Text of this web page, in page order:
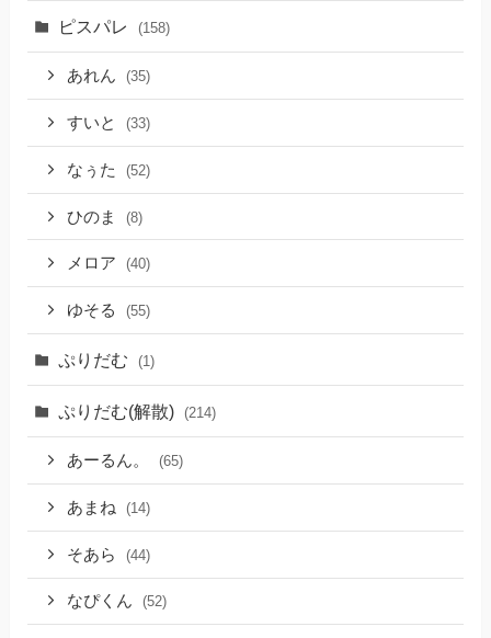
ピスパレ (158)
あれん (35)
すいと (33)
なぅた (52)
ひのま (8)
メロア (40)
ゆそる (55)
ぷりだむ (1)
ぷりだむ(解散) (214)
あーるん。 (65)
あまね (14)
そあら (44)
なぴくん (52)